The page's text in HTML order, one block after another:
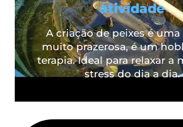
atividade
A criação de peixes é
muito prazerosa, é um
terapia. Ideal para relaxar a
stress do dia a dia.